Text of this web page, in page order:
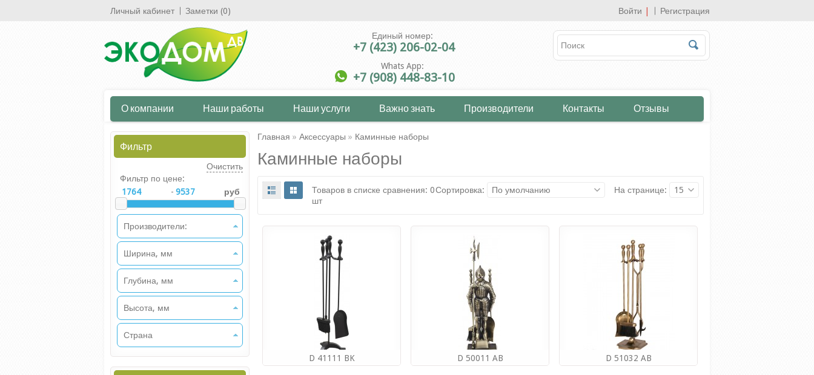
Личный кабинет Заметки (0) Войти Регистрация
Единый номер:
+7 (423) 206-02-04
Whats App:
+7 (908) 448-83-10
О компании Наши работы Наши услуги Важно знать Производители Контакты Отзывы
Фильтр
Очистить
Фильтр по цене:
-
руб
Производители:
Ширина, мм
Глубина, мм
Высота, мм
Страна
Главная » Аксессуары » Каминные наборы
Каминные наборы
На странице: 15
Сортировка: По умолчанию
Товаров в списке сравнения: 0
шт
D 41111 BK
D 50011 AB
D 51032 AB